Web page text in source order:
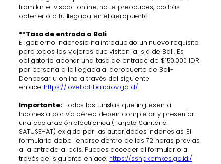
tramitar el visado online, no te preocupes, podrás
obtenerlo a tu llegada en el aeropuerto.
**Tasa de entrada a Bali
El gobierno indonesio ha introducido un nuevo requisito
para todos los viajeros que visiten la isla de Bali. Es
obligatorio abonar una tasa de entrada de $150.000 IDR
por persona a la llegada al aeropuerto de Bali-
Denpasar u online a través del siguiente
enlace: https://lovebali.baliprov.go.id/.
Importante:Todos los turistas que ingresen a
Indonesia por vía aérea deben completar y presentar
una declaración electrónica (Tarjeta Sanitaria
SATUSEHAT) exigida por las autoridades indonesias. El
formulario debe llenarse dentro de las 72 horas previas
a la entrada al país. Puedes acceder al formulario a
través del siguiente enlace: https://sshp.kemkes.go.id./